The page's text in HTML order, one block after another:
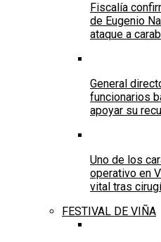
Fiscalía
de Eugenio
ataque a
General
funcionarios
apoyar su
Uno de los
operativo en
vital tras
FESTIVAL DE VIÑA